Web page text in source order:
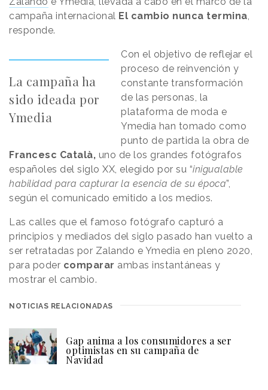
campaña internacional El cambio nunca termina,
responde.
La campaña ha
sido ideada por
Ymedia
Con el objetivo de reflejar el
proceso de reinvención y
constante transformación
de las personas, la
plataforma de moda e
Ymedia han tomado como
punto de partida la obra de
Francesc Català, uno de los grandes fotógrafos
españoles del siglo XX, elegido por su “inigualable
habilidad para capturar la esencia de su época”,
según el comunicado emitido a los medios.
Las calles que el famoso fotógrafo capturó a
principios y mediados del siglo pasado han vuelto a
ser retratadas por Zalando e Ymedia en pleno 2020,
para poder comparar ambas instantáneas y
mostrar el cambio.
NOTICIAS RELACIONADAS
Gap anima a los consumidores a ser
optimistas en su campaña de
Navidad